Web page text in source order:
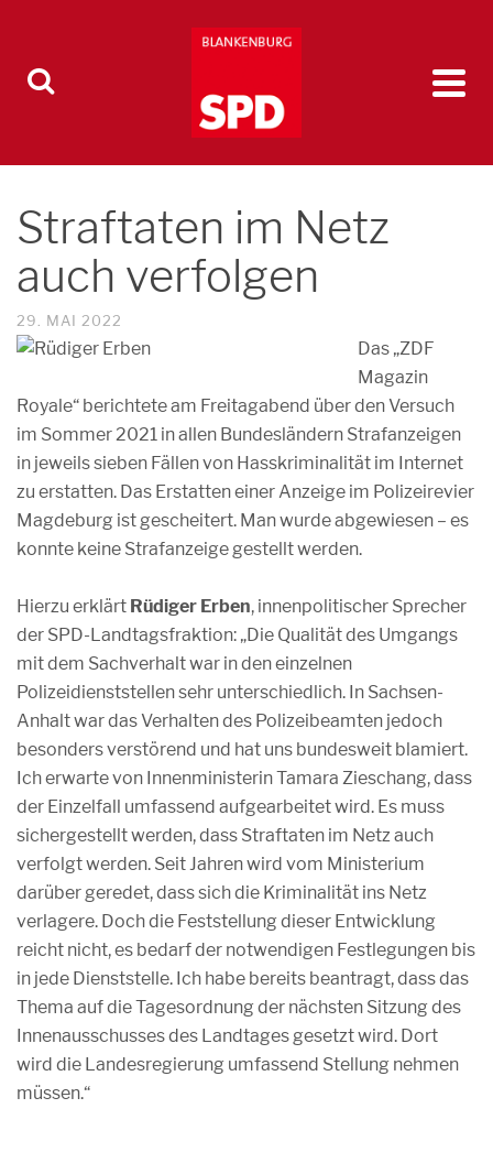
Straftaten im Netz
auch verfolgen
29. MAI 2022
Das „ZDF
Magazin
Royale“ berichtete am Freitagabend über den Versuch
im Sommer 2021 in allen Bundesländern Strafanzeigen
in jeweils sieben Fällen von Hasskriminalität im Internet
zu erstatten. Das Erstatten einer Anzeige im Polizeirevier
Magdeburg ist gescheitert. Man wurde abgewiesen – es
konnte keine Strafanzeige gestellt werden.
Hierzu erklärt Rüdiger Erben, innenpolitischer Sprecher
der SPD-Landtagsfraktion: „Die Qualität des Umgangs
mit dem Sachverhalt war in den einzelnen
Polizeidienststellen sehr unterschiedlich. In Sachsen-
Anhalt war das Verhalten des Polizeibeamten jedoch
besonders verstörend und hat uns bundesweit blamiert.
Ich erwarte von Innenministerin Tamara Zieschang, dass
der Einzelfall umfassend aufgearbeitet wird. Es muss
sichergestellt werden, dass Straftaten im Netz auch
verfolgt werden. Seit Jahren wird vom Ministerium
darüber geredet, dass sich die Kriminalität ins Netz
verlagere. Doch die Feststellung dieser Entwicklung
reicht nicht, es bedarf der notwendigen Festlegungen bis
in jede Dienststelle. Ich habe bereits beantragt, dass das
Thema auf die Tagesordnung der nächsten Sitzung des
Innenausschusses des Landtages gesetzt wird. Dort
wird die Landesregierung umfassend Stellung nehmen
müssen.“